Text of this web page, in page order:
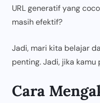
URL generatif yang
masih efektif?
Jadi, mari kita belajar
penting. Jadi, jika
Cara